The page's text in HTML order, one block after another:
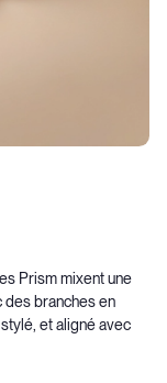
Prism mixent une
des branches en
et aligné avec